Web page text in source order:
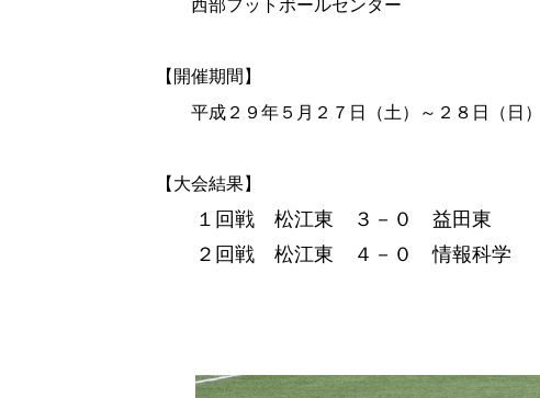
西部フットボールセンター
【開催期間】
平成２９年５月２７日（土）～２８日（日）
【大会結果】
１回戦 松江東 ３－０ 益田東
２回戦 松江東 ４－０ 情報科学